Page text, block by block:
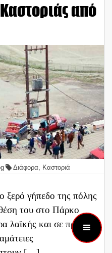
από
Διάφορα Καστοριά
ξερό γήπεδο της πόλης
του στο Πάρκο
λαϊκής και σε πρώτο